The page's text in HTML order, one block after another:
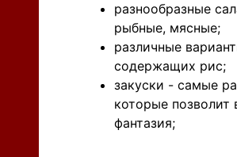
разнообразные
рыбные, мясные;
различные
содержащих рис;
закуски - самые
которые позволит
фантазия;